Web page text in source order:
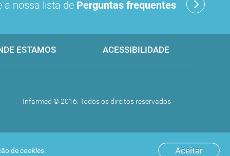
Aceitar
decookies.
a nossa lista de Perguntas frequentes
ESTAMOS ACESSIBILIDADE
Infarmed © 2016. Todos os direitos reservados